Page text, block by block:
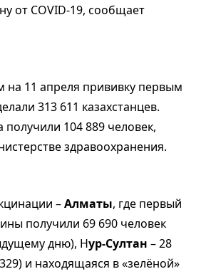
от COVID-19, сообщает
на 11 апреля прививку первым
313 611 казахстанцев.
104 889 человек,
здравоохранения.
–Алматы, где первый
получили 69 690 человек
дню), Нур-Султан – 28
и находящаяся в «зелёной»